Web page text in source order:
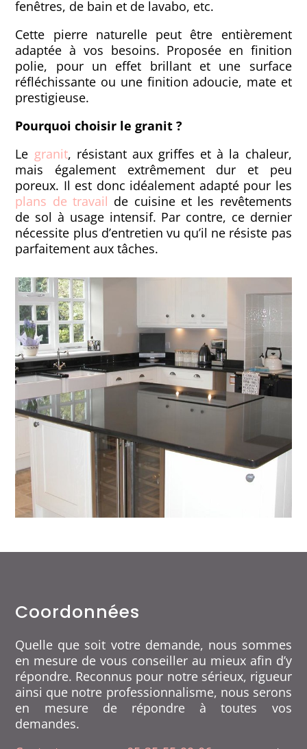
fenêtres, de bain et de lavabo, etc.
Cette pierre naturelle peut être entièrement
adaptée à vos besoins. Proposée en finition
polie, pour un effet brillant et une surface
réfléchissante ou une finition adoucie, mate et
prestigieuse.
Pourquoi choisir le granit ?
Le granit, résistant aux griffes et à la chaleur,
mais également extrêmement dur et peu
poreux. Il est donc idéalement adapté pour les
plans de travail de cuisine et les revêtements
de sol à usage intensif. Par contre, ce dernier
nécessite plus d’entretien vu qu’il ne résiste pas
parfaitement aux tâches.
Coordonnées
Quelle que soit votre demande, nous sommes
en mesure de vous conseiller au mieux afin d’y
répondre. Reconnus pour notre sérieux, rigueur
ainsi que notre professionnalisme, nous serons
en mesure de répondre à toutes vos
demandes.